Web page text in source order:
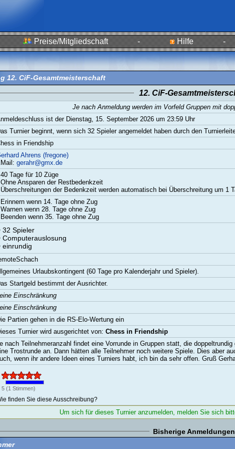
Preise/Mitgliedschaft - Hilfe -
12. CiF-Gesamtmeisterschaft
12. CiF-
Je nach Anmeldung werden im Vorfeld Gruppen mit
ist der Dienstag, 15. September 2026 um 23:59 Uhr
Turnier beginnt, wenn sich 32 Spieler angemeldet haben durch den
in Friendship
Ahrens (fregone)
gerahr@gmx.de
40 Tage für 10 Züge
Ohne Ansparen der Restbedenkzeit
Überschreitungen der Bedenkzeit werden automatisch bei Überschreitung um 1
Erinnern wenn 14. Tage ohne Zug
Warnen wenn 28. Tage ohne Zug
Beenden wenn 35. Tage ohne Zug
32 Spieler
Computerauslosung
einrundig
Urlaubskontingent (60 Tage pro Kalenderjahr und Spieler).
Startgeld bestimmt der Ausrichter.
Einschränkung
Einschränkung
Partien gehen in die RS-Elo-Wertung ein
Turnier wird ausgerichtet von: Chess in Friendship
nach Teilnehmeranzahl findet eine Vorrunde in Gruppen statt, die
Trostrunde an. Dann hätten alle Teilnehmer noch weitere Spiele. Dies aber
wenn ihr andere Ideen eines Turniers habt, ich bin da sehr offen. Gruß
5(1 Stimmen)
finden Sie diese Ausschreibung?
Um sich für dieses Turnier anzumelden, melden Sie sich
Bisherige Anmeldungen